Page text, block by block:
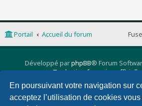
En poursuivant votre navigation sur
acceptez l’utilisation de cookies
Portail Accueil du forum
Développé parphpBB® Forum
Traduction française officielle
phpBB 3 Quarto theme by
Confidentialité|